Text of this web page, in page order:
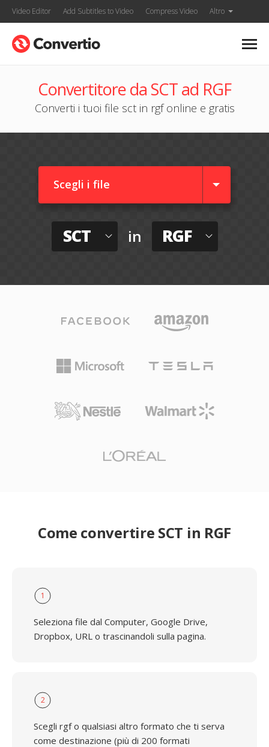
Video Editor Add Subtitles to Video Compress Video Altro
Convertitore da SCT ad RGF
Converti i tuoi file sct in rgf online e gratis
Scegli i file
SCT in RGF
Come convertire SCT in RGF
1
Seleziona file dal Computer, Google Drive,
Dropbox, URL o trascinandoli sulla pagina.
2
Scegli rgf o qualsiasi altro formato che ti serva
come destinazione (più di 200 formati